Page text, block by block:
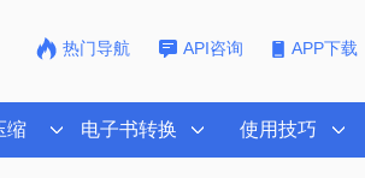
热门导航 API咨询 APP下载
缩 电子书转换 使用技巧